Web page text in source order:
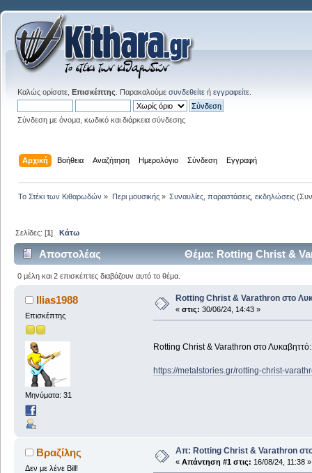
Καλώς ορίσατε, Επισκέπτης . Παρακαλούμε συνδεθείτε ή εγγραφείτε
Σύνδεση με όνομα, κωδικό και διάρκεια σύνδεσης
Αρχική Βοήθεια Αναζήτηση Ημερολόγιο Σύνδεση Εγγραφή
Το Στέκι των Κιθαρωδών » Περι μουσικής» Συναυλίες, παραστάσεις, εκδηλώσεις
Σελίδες: [1]Κάτω
Αποστολέας Θέμα: Rotting Christ &
0 μέλη και 2 επισκέπτες διαβάζουν αυτό το θέμα.
Ilias1988
Επισκέπτης
Μηνύματα: 31
Rotting Christ & Varathron στο
« στις: 30/06/24, 14:43 »
Rotting Christ & Varathron στο Λυκαβηττό:
https://metalstories.gr/rotting-christ-
Βραζίλης
Δεν με λένε Bill!
Απ: Rotting Christ & Varathron
« Απάντηση #1 στις: 16/08/24, 11:38 »